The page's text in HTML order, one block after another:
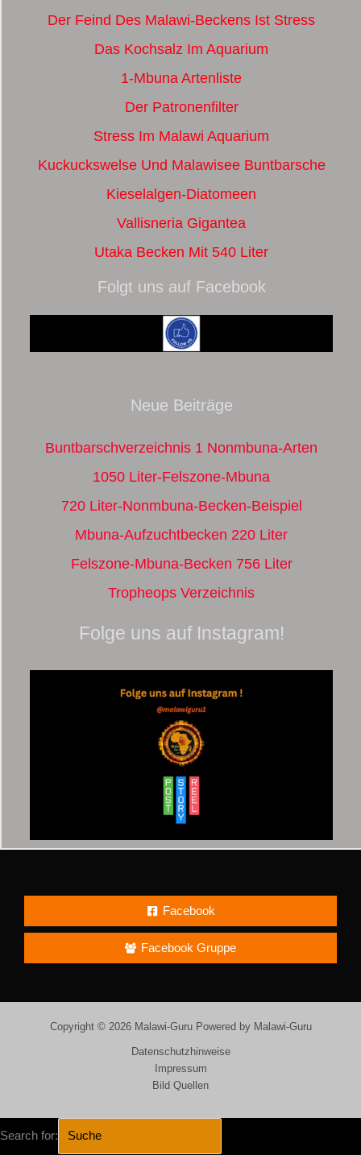
Der Feind Des Malawi-Beckens Ist Stress
Das Kochsalz Im Aquarium
1-Mbuna Artenliste
Der Patronenfilter
Stress Im Malawi Aquarium
Kuckuckswelse Und Malawisee Buntbarsche
Kieselalgen-Diatomeen
Vallisneria Gigantea
Utaka Becken Mit 540 Liter
Folgt uns auf Facebook
Neue Beiträge
Buntbarschverzeichnis 1 Nonmbuna-Arten
1050 Liter-Felszone-Mbuna
720 Liter-Nonmbuna-Becken-Beispiel
Mbuna-Aufzuchtbecken 220 Liter
Felszone-Mbuna-Becken 756 Liter
Tropheops Verzeichnis
Folge uns auf Instagram!
Facebook
Facebook Gruppe
Copyright © 2026 Malawi-Guru Powered by Malawi-Guru
Datenschutzhinweise
Impressum
Bild Quellen
Search for: